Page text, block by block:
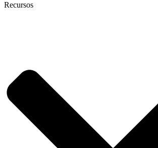
Recursos